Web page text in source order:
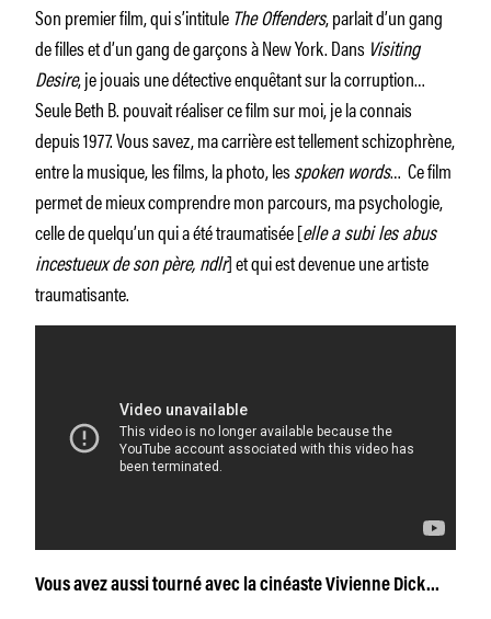
Son premier film, qui s’intitule The Offenders, parlait d’un gang
de filles et d’un gang de garçons à New York. Dans Visiting
Desire, je jouais une détective enquêtant sur la corruption…
Seule Beth B. pouvait réaliser ce film sur moi, je la connais
depuis 1977. Vous savez, ma carrière est tellement schizophrène,
entre la musique, les films, la photo, lesspoken words… Ce film
permet de mieux comprendre mon parcours, ma psychologie,
celle de quelqu’un qui a été traumatisée [elle a subi les abus
incestueux de son père, ndlr] et qui est devenue une artiste
traumatisante.
Vous avez aussi tourné avec la cinéaste Vivienne Dick…